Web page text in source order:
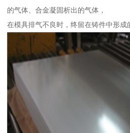
的气体、合金凝固析出的气体，
在模具排气不良时，终留在铸件中形成